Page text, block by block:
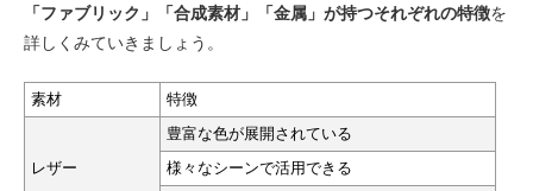
「ファブリック」「合成素材」「金属」が持つそれぞれの特徴を
詳しくみていきましょう。
素材 特徴
レザー
豊富な色が展開されている
様々なシーンで活用できる